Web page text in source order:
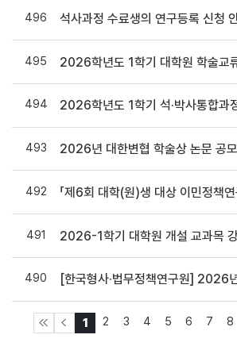
496 석사과정 수료생의 연구등록 신청
495
494
493 2026년 대한변협 학술상 논문 공
492
491
490
1 2 3 4 5 6 7 8